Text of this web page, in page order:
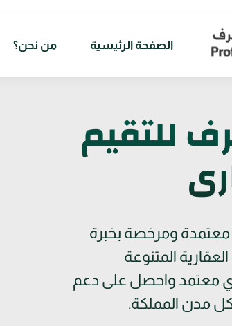
الصفحة الرئيسية من نحن؟
للتقيم
ومرخصة بخبرة
العقارية المتنوعة
معتمد واحصل على دعم
مدن المملكة.